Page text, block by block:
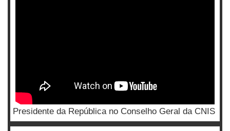
Presidente da República no Conselho Geral da CNIS